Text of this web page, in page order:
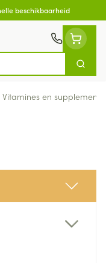
beschikbaarheid
Zoek
Vitamines en